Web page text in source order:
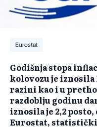
Eurostat
Godišnja stopa
kolovozu je iznosila
razini kao i u
razdoblju godinu
iznosila je 2,2
Eurostat,